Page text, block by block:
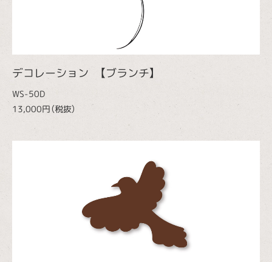
デコレーション 【ブランチ】
WS-50D
13,000円（税抜）